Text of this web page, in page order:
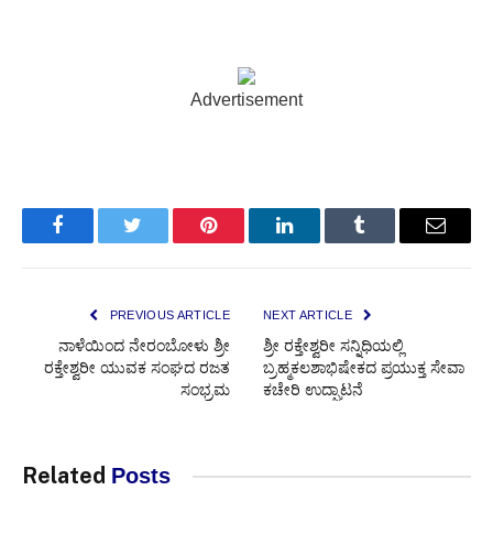
Advertisement
FacebookTwitter PinterestLinkedInTumblr Email
PREVIOUS ARTICLE
ನಾಳೆಯಿಂದ ನೇರಂಬೋಳು ಶ್ರೀ
ರಕ್ತೇಶ್ವರೀ ಯುವಕ ಸಂಘದ ರಜತ
ಸಂಭ್ರಮ
NEXT ARTICLE
ಶ್ರೀ ರಕ್ತೇಶ್ವರೀ ಸನ್ನಿಧಿಯಲ್ಲಿ
ಬ್ರಹ್ಮಕಲಶಾಭಿಷೇಕದ ಪ್ರಯುಕ್ತ ಸೇವಾ
ಕಚೇರಿ ಉದ್ಘಾಟನೆ
Related Posts